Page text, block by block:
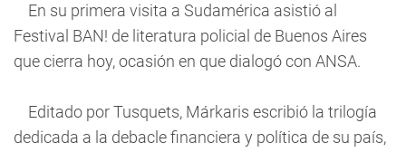
En su primera visita a Sudamérica asistió al
Festival BAN! de literatura policial de Buenos Aires
que cierra hoy, ocasión en que dialogó con ANSA.
Editado por Tusquets, Márkaris escribió la trilogía
dedicada a la debacle financiera y política de su país,